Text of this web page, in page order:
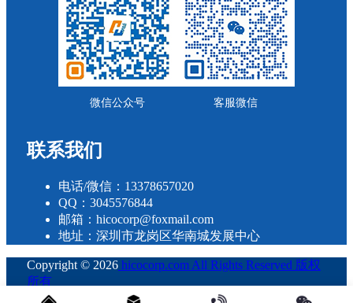
微信公众号 客服微信
联系我们
电话/微信：13378657020
QQ：3045576844
邮箱：hicocorp@foxmail.com
地址：深圳市龙岗区华南城发展中心
Copyright © 2026hicocorp.com All Rights Reserved 版权
所有
粤ICP备2023109800号